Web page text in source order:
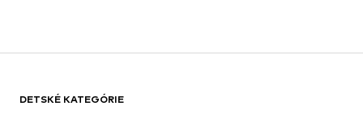
DETSKÉ KATEGÓRIE